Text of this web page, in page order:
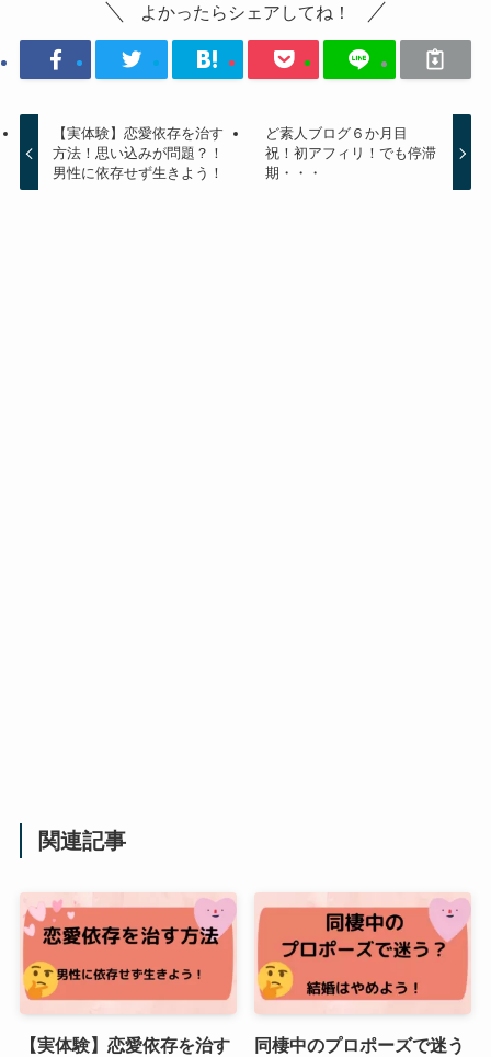
よかったらシェアしてね！
【実体験】恋愛依存を治す
方法！思い込みが問題？！
男性に依存せず生きよう！
ど素人ブログ６か月目
祝！初アフィリ！でも停滞
期・・・
関連記事
【実体験】恋愛依存を治す
同棲中のプロポーズで迷う